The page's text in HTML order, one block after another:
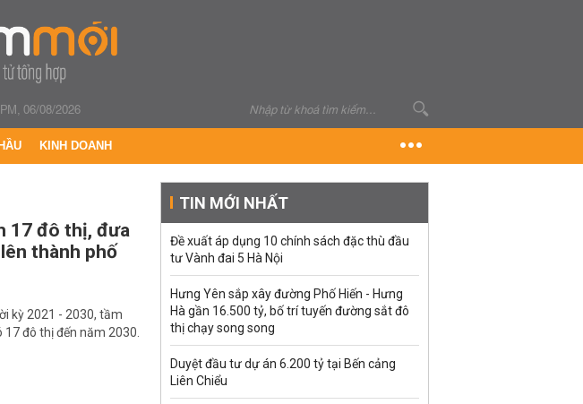
06/08/2026
KINH DOANH
17 đô thị, đưa
thành phố
kỳ 2021 - 2030, tầm
đô thị đến năm 2030.
TIN MỚI NHẤT
Đề xuất áp dụng 10 chính sách đặc thù đầu
tư Vành đai 5 Hà Nội
Hưng Yên sắp xây đường Phố Hiến - Hưng
Hà gần 16.500 tỷ, bố trí tuyến đường sắt đô
thị chạy song song
Duyệt đầu tư dự án 6.200 tỷ tại Bến cảng
Liên Chiểu